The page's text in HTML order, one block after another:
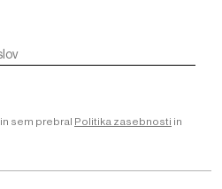
in sem prebral Politika zasebnosti in